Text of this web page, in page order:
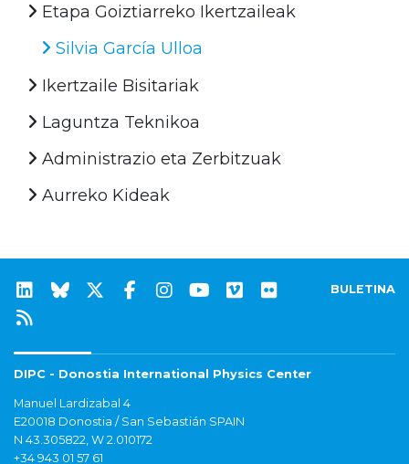
Etapa Goiztiarreko Ikertzaileak
Silvia García Ulloa
Ikertzaile Bisitariak
Laguntza Teknikoa
Administrazio eta Zerbitzuak
Aurreko Kideak
BULETINA
DIPC - Donostia International Physics Center
Manuel Lardizabal 4
E20018 Donostia / San Sebastián SPAIN
N 43.305822, W 2.010172
+34 943 01 57 61